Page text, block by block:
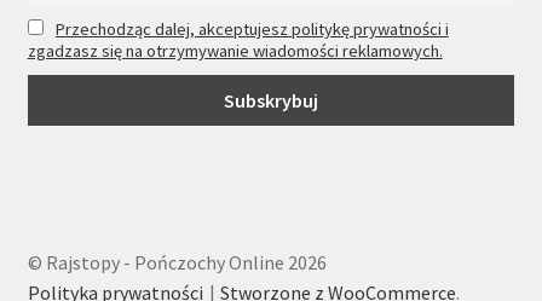
Przechodząc dalej, akceptujesz politykę prywatności i
zgadzasz się na otrzymywanie wiadomości reklamowych.
© Rajstopy - Pończochy Online 2026
Polityka prywatności
Stworzone z WooCommerce.